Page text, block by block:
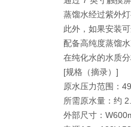
蒸馏水经过紫外
此外，如果安装
配备高纯度蒸馏
在纯化水的水质
[规格（摘录）]
原水压力范围：
所需原水量：约
外部尺寸：